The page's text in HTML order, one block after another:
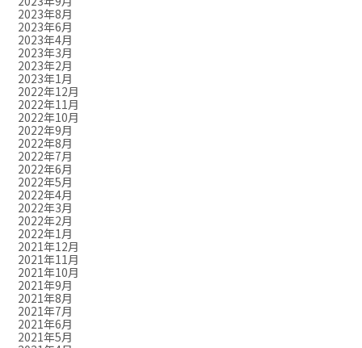
2023年8月
2023年6月
2023年4月
2023年3月
2023年2月
2023年1月
2022年12月
2022年11月
2022年10月
2022年9月
2022年8月
2022年7月
2022年6月
2022年5月
2022年4月
2022年3月
2022年2月
2022年1月
2021年12月
2021年11月
2021年10月
2021年9月
2021年8月
2021年7月
2021年6月
2021年5月